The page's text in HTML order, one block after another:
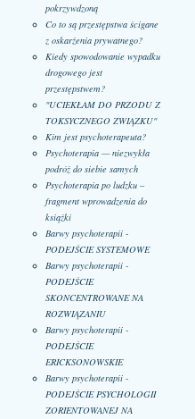
pokrzywdzoną
Co to są przestępstwa ścigane
z oskarżenia prywatnego?
Kiedy spowodowanie wypadku
drogowego jest
przestępstwem?
"UCIEKŁAM DO PRZODU Z
TOKSYCZNEGO ZWIĄZKU"
Kim jest psychoterapeuta?
Psychoterapia — niezwykła
podróż do siebie samych
Psychoterapia po ludzku –
fragment wprowadzenia do
książki
Barwy psychoterapii -
PODEJŚCIE SYSTEMOWE
Barwy psychoterapii -
PODEJŚCIE
SKONCENTROWANE NA
ROZWIĄZANIU
Barwy psychoterapii -
PODEJŚCIE
ERICKSONOWSKIE
Barwy psychoterapii -
PODEJŚCIE PSYCHOLOGII
ZORIENTOWANEJ NA